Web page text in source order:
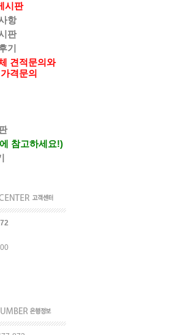
시판
항
판
기
견적문의와
격문의
참고하세요!)